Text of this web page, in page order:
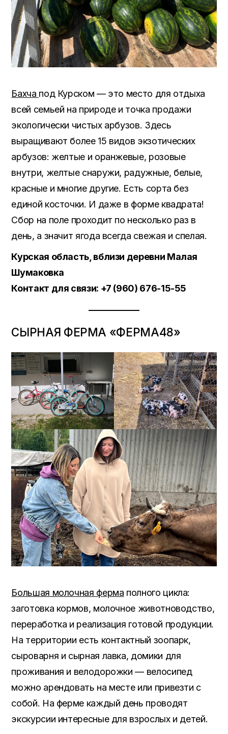
Бахча под Курском — это место для отдыха
всей семьей на природе и точка продажи
экологически чистых арбузов. Здесь
выращивают более 15 видов экзотических
арбузов: желтые и оранжевые, розовые
внутри, желтые снаружи, радужные, белые,
красные и многие другие. Есть сорта без
единой косточки. И даже в форме квадрата!
Сбор на поле проходит по несколько раз в
день, а значит ягода всегда свежая и спелая.
Курская область, вблизи деревни Малая
Шумаковка
Контакт для связи: +7 (960) 676-15-55
СЫРНАЯ ФЕРМА «ФЕРМА48»
Большая молочная ферма полного цикла:
заготовка кормов, молочное животноводство,
переработка и реализация готовой продукции.
На территории есть контактный зоопарк,
сыроварня и сырная лавка, домики для
проживания и велодорожки — велосипед
можно арендовать на месте или привезти с
собой. На ферме каждый день проводят
экскурсии интересные для взрослых и детей.